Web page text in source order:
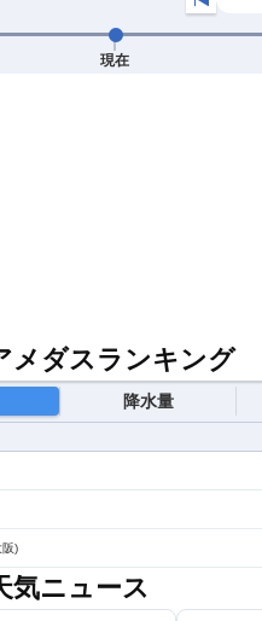
メダスランキング
降水量
阪)
気ニュース